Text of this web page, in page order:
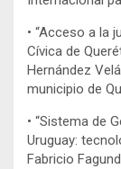
• “Acceso a la
Cívica de
Hernández
municipio de
• “Sistema de
Uruguay:
Fabricio